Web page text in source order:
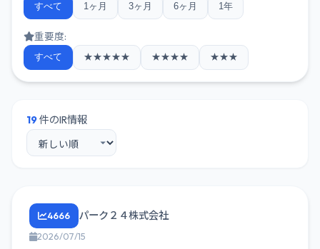
すべて 1ヶ月 3ヶ月 6ヶ月 1年
重要度:
すべて ★★★★★ ★★★★ ★★★
19件のIR情報
4666 パーク２４株式会社
2026/07/15